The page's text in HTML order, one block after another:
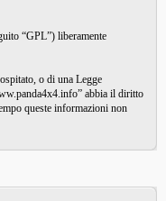
“GPL”) liberamente
o di una Legge
abbia il diritto
queste informazioni non